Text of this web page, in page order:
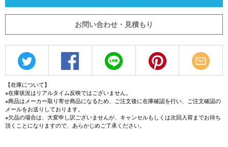
お問い合わせ・見積もり
【在庫について】
※在庫状況はリアルタイム反映ではございません。
※商品はメーカー取り寄せ商品になるため、ご注文後に在庫確認を行い、ご注文確認の
メールをお送りしております。
※欠品の場合は、大変申し訳ございませんが、キャンセルもしくは次回入荷までお待ち
頂くことになりますので、あらかじめご了承ください。